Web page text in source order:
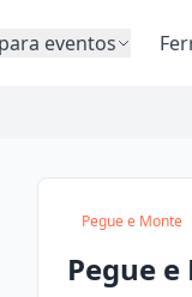
eventos
Pegue e Monte
Pegue